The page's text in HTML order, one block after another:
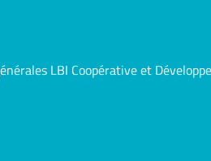
LBI Coopérative et